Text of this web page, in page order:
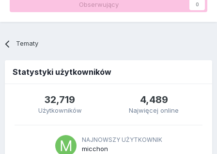
Obserwujący 0
Tematy
Statystyki użytkowników
32,719
Użytkowników
4,489
Najwięcej online
NAJNOWSZY UŻYTKOWNIK
micchon